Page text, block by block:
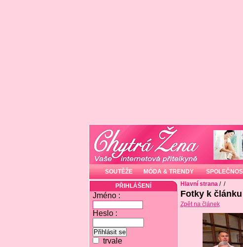
SOUTĚŽE MÓDA & TRENDY
PŘIHLÁŠENÍ
Jméno :
Heslo :
trvale
Hlavní strana/ /
Fotky k
Zpět na článek